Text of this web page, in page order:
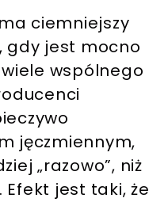
ciemniejszy
gdy jest mocno
wspólnego
jęczmiennym,
„razowo”, niż
Efekt jest taki, że